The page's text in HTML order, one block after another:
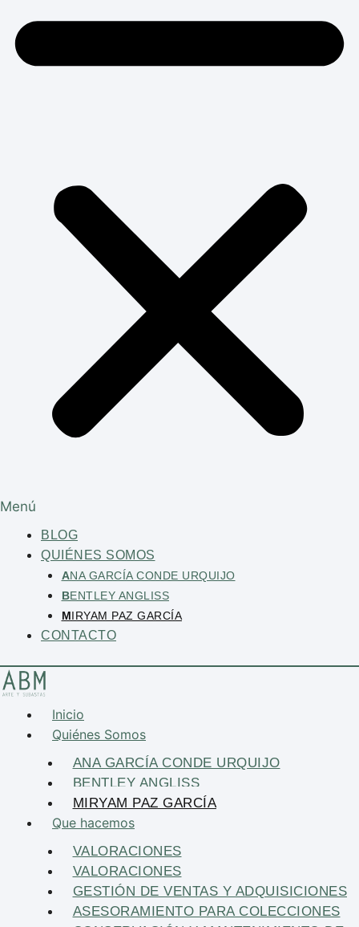
Menú
BLOG
QUIÉNES SOMOS
ANA GARCÍA CONDE URQUIJO
BENTLEY ANGLISS
MIRYAM PAZ GARCÍA
CONTACTO
Inicio
Quiénes Somos
ANA GARCÍA CONDE URQUIJO
BENTLEY ANGLISS
MIRYAM PAZ GARCÍA
Que hacemos
VALORACIONES
VALORACIONES
GESTIÓN DE VENTAS Y ADQUISICIONES
ASESORAMIENTO PARA COLECCIONES